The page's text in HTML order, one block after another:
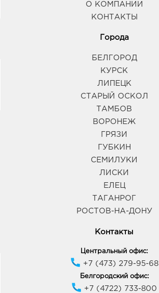
О КОМПАНИИ
КОНТАКТЫ
Города
БЕЛГОРОД
КУРСК
ЛИПЕЦК
СТАРЫЙ ОСКОЛ
ТАМБОВ
ВОРОНЕЖ
ГРЯЗИ
ГУБКИН
СЕМИЛУКИ
ЛИСКИ
ЕЛЕЦ
ТАГАНРОГ
РОСТОВ-НА-ДОНУ
Контакты
Центральный офис:
+7 (473) 279-95-68
Белгородский офис:
+7 (4722) 733-800